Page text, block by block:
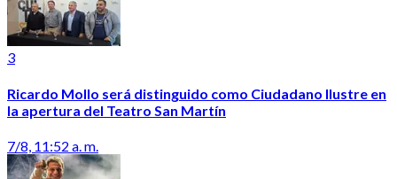
3
Ricardo Mollo será distinguido como Ciudadano Ilustre en
la apertura del Teatro San Martín
7/8, 11:52 a. m.